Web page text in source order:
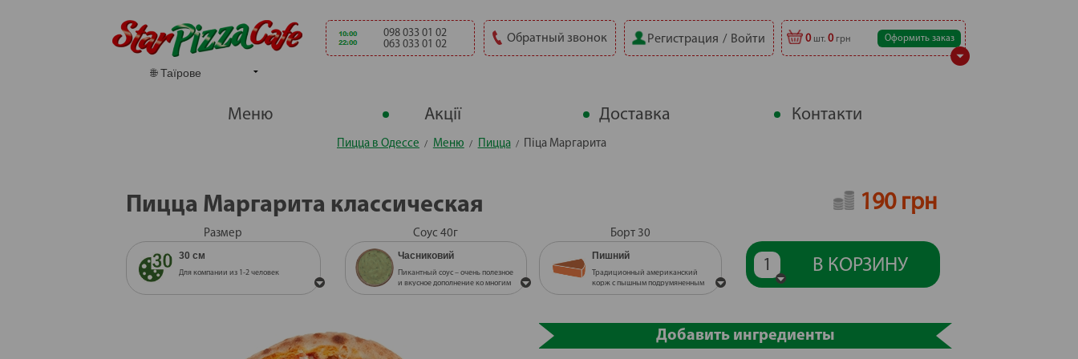
098 033 01 02
063 033 01 02
Обратный звонок Регистрация Войти 0 шт. 0 грн Оформить заказ
Меню Акції Доставка Контакти
Пицца в Одессе Меню Пицца Піца Маргарита
Пицца Маргарита классическая 190 грн
Размер
30 см
Для компании из 1-2 человек
Соус 40г
Часниковий
Пикантный соус – очень полезное
и вкусное дополнение ко многим
блюдам.
Червоний гострий
Борт 30
Пишний
Традиционный американский
корж с пышным подрумяненным
бортиком
корж с пышным подрумяненным
Тонкий
В КОРЗИНУ
1
Добавить ингредиенты